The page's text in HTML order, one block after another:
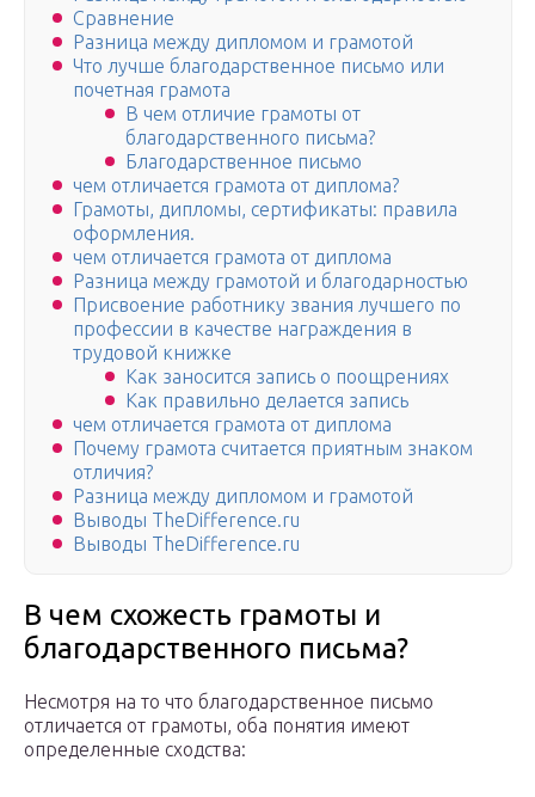
Сравнение
Разница между дипломом и грамотой
Что лучше благодарственное письмо или
почетная грамота
В чем отличие грамоты от
благодарственного письма?
Благодарственное письмо
чем отличается грамота от диплома?
Грамоты, дипломы, сертификаты: правила
оформления.
чем отличается грамота от диплома
Разница между грамотой и благодарностью
Присвоение работнику звания лучшего по
профессии в качестве награждения в
трудовой книжке
Как заносится запись о поощрениях
Как правильно делается запись
чем отличается грамота от диплома
Почему грамота считается приятным знаком
отличия?
Разница между дипломом и грамотой
Выводы TheDifference.ru
Выводы TheDifference.ru
В чем схожесть грамоты и
благодарственного письма?
Несмотря на то что благодарственное письмо
отличается от грамоты, оба понятия имеют
определенные сходства: